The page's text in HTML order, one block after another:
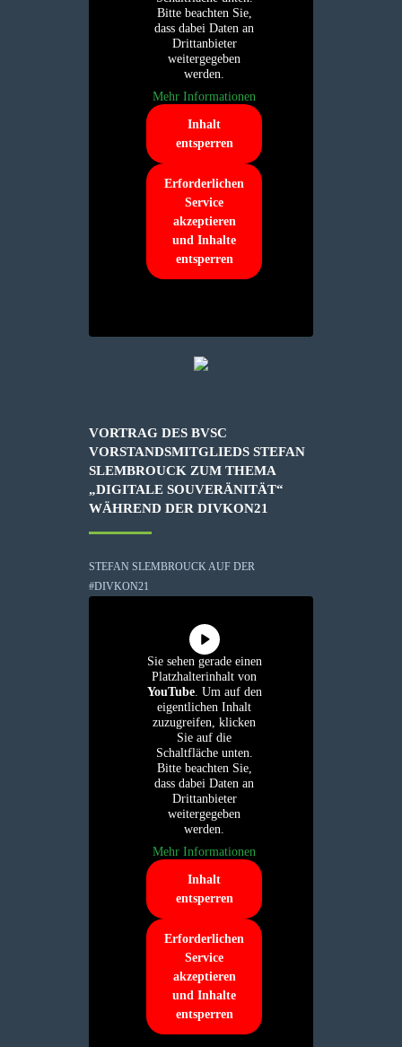
Bitte beachten Sie,
dass dabei Daten an
Drittanbieter
weitergegeben
werden.
Mehr Informationen
Inhalt
entsperren
Erforderlichen
Service
akzeptieren
und Inhalte
entsperren
VORTRAG DES BVSC
VORSTANDSMITGLIEDS STEFAN
SLEMBROUCK ZUM THEMA
„DIGITALE SOUVERÄNITÄT“
WÄHREND DER DIVKON21
STEFAN SLEMBROUCK AUF DER
#DIVKON21
Sie sehen gerade einen
Platzhalterinhalt von
YouTube. Um auf den
eigentlichen Inhalt
zuzugreifen, klicken
Sie auf die
Schaltfläche unten.
Bitte beachten Sie,
dass dabei Daten an
Drittanbieter
weitergegeben
werden.
Mehr Informationen
Inhalt
entsperren
Erforderlichen
Service
akzeptieren
und Inhalte
entsperren